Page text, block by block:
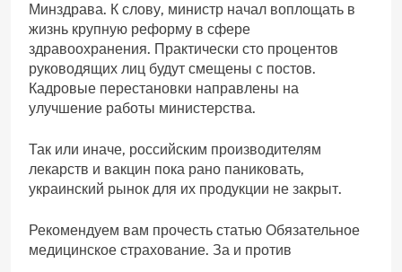
Минздрава. К слову, министр начал воплощать в
жизнь крупную реформу в сфере
здравоохранения. Практически сто процентов
руководящих лиц будут смещены с постов.
Кадровые перестановки направлены на
улучшение работы министерства.
Так или иначе, российским производителям
лекарств и вакцин пока рано паниковать,
украинский рынок для их продукции не закрыт.
Рекомендуем вам прочесть статью Обязательное
медицинское страхование. За и против